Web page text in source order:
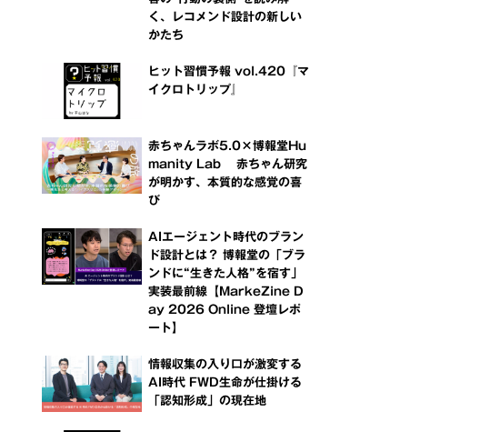
く、レコメンド設計の新しい
かたち
ヒット習慣予報 vol.420『マ
イクロトリップ』
赤ちゃんラボ5.0×博報堂Hu
manity Lab 赤ちゃん研究
が明かす、本質的な感覚の喜
び
AIエージェント時代のブラン
ド設計とは？ 博報堂の「ブラ
ンドに“生きた人格”を宿す」
実装最前線【MarkeZine D
ay 2026 Online 登壇レポ
ート】
情報収集の入り口が激変する
AI時代 FWD生命が仕掛ける
「認知形成」の現在地